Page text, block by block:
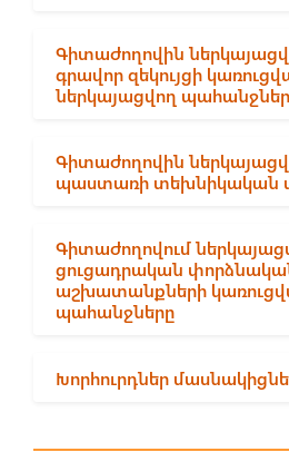
Գիտաժողովին
գրավոր զեկույցի
ներկայացվող
Գիտաժողովին
պաստառի տեխնիկական
Գիտաժողովում
ցուցադրական
աշխատանքների
պահանջները
Խորհուրդներ